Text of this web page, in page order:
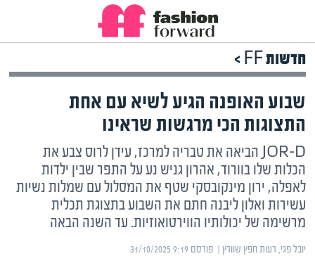
חדשות FF >
שבוע האופנה הגיע לשיא עם אחת
התצוגות הכי מרגשות שראינו
JOR-D הביאה את טבריה למרכז, עידן לרוס צבע את
הכלות שלו בוורוד, אהרון גניש נע על התפר שבין ילדות
לאפלה, ירון מינקובסקי שטף את המסלול עם שמלות נשיות
עשירות ואלון ליבנה חתם את השבוע בתצוגת תכלית
מרשימה של יכולותיו הווירטואוזיות. עד השנה הבאה
יובל פגי, רעות חפץ שוורץ | ‏פורסם ‎31/10/2025 9:19